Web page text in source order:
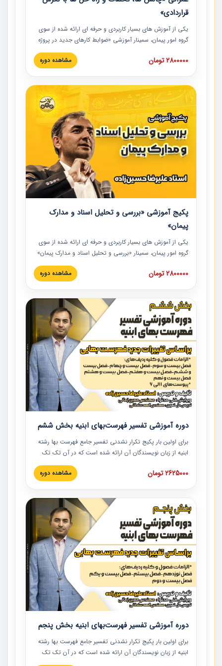
قراردادی»
یکی از آموزش‏‏‏‏‏‏ های بسیار کاربردی و حرفه‏ ای ارائه شده از سوی
گروه امور پیمان، سمینار آموزشی «ضوابط کارهای جدید در پروژه
های عمرانی» چالش ها، تخلفات و راه حل ها با نگرش قراردادی
است که در محل سندیکای شرکت های ساختمانی کشور ارائه شد.
مدارک پیمان به همراه تجربیات عملی ارائه شده است.
2800000 تومان مشاهده دوره
پکیج آموزشی «بررسی و تحلیل اسناد و مدارک
پیمان»
یکی از آموزش‏‏‏‏‏‏ های بسیار کاربردی و حرفه‏ ای ارائه شده از سوی
گروه امور پیمان، سمینار «بررسی و تحلیل اسناد و مدارک پیمان»
است که در دانشگاه صنعتی شریف ارائه شد. در این آموزش
نکات کلیدی مربوط به اسناد و مدارک پیمان، اولویت بندی اسناد
پیمان به همراه تجربیات عملی در این خصوص ارائه شده است.
2800000 تومان مشاهده دوره
دوره آموزشی تفسیر فهرست‌بهای ابنیه بخش ششم
برای اولین بار پکیج تکرار نشدنی تفسیر جامع فهرست بها رشته
ابنیه از زبان نویسندگان آن ارائه شده است که در آن تک تک
ردیف ها و مطالب فهرست بها تفسیر و ارائه شده است. این
دوره به صورت کامل تصویری بوده و به همراه تصاویر عملیات
دوره با کلام مهندس علیرضاحسین‌زاده مدیر پروژه مهندسی
مشاور در امر بازنگری فهرست بها رشته ابنیه ارائه شده و به تمام
همکارانی که در حوزه صنعت ساخت در حال فعالیت هستند حتما
توصیه می کنیم از مطالب این دوره استفاده نمایند.
2625000 تومان مشاهده دوره
دوره آموزشی تفسیر فهرست‌بهای ابنیه بخش پنجم
برای اولین بار پکیج تکرار نشدنی تفسیر جامع فهرست بها رشته
ابنیه از زبان نویسندگان آن ارائه شده است که در آن تک تک
ردیف ها و مطالب فهرست بها تفسیر و ارائه شده است. این